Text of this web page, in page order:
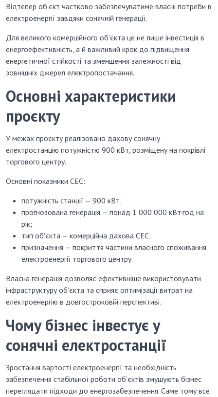
Відтепер об'єкт частково забезпечуватиме власні потреби в
електроенергії завдяки сонячній генерації.
Для великого комерційного об'єкта це не лише інвестиція в
енергоефективність, а й важливий крок до підвищення
енергетичної стійкості та зменшення залежності від
зовнішніх джерел електропостачання.
Основні характеристики
проєкту
У межах проєкту реалізовано дахову сонячну
електростанцію потужністю 900 кВт, розміщену на покрівлі
торгового центру.
Основні показники СЕС:
потужність станції — 900 кВт;
прогнозована генерація — понад 1 000 000 кВт·год на
рік;
тип об'єкта — комерційна дахова СЕС;
призначення — покриття частини власного споживання
електроенергії торгового центру.
Власна генерація дозволяє ефективніше використовувати
інфраструктуру об'єкта та сприяє оптимізації витрат на
електроенергію в довгостроковій перспективі.
Чому бізнес інвестує у
сонячні електростанції
Зростання вартості електроенергії та необхідність
забезпечення стабільної роботи об'єктів змушують бізнес
переглядати підходи до енергозабезпечення. Саме тому все